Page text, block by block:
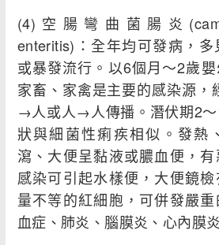
(4)空腸彎曲菌腸炎
enteritis)：全年均可發病，
或暴發流行。以6個月～2歲嬰
家畜、家禽是主要的感染源，
→人或人→人傳播。潛伏期2
狀與細菌性痢疾相似。發熱
瀉、大便呈黏液或膿血便，
感染可引起水樣便，大便鏡
量不等的紅細胞，可併發嚴
血症、肺炎、腦膜炎、心內膜